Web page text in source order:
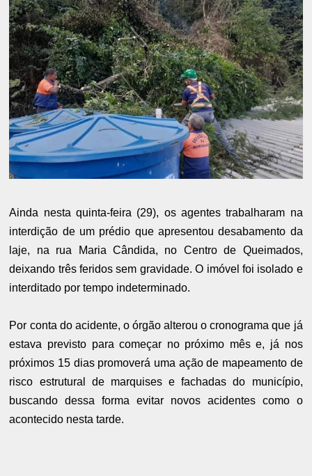
Ainda nesta quinta-feira (29), os agentes trabalharam na
interdição de um prédio que apresentou desabamento da
laje, na rua Maria Cândida, no Centro de Queimados,
deixando três feridos sem gravidade. O imóvel foi isolado e
interditado por tempo indeterminado.
Por conta do acidente, o órgão alterou o cronograma que já
estava previsto para começar no próximo mês e, já nos
próximos 15 dias promoverá uma ação de mapeamento de
risco estrutural de marquises e fachadas do município,
buscando dessa forma evitar novos acidentes como o
acontecido nesta tarde.